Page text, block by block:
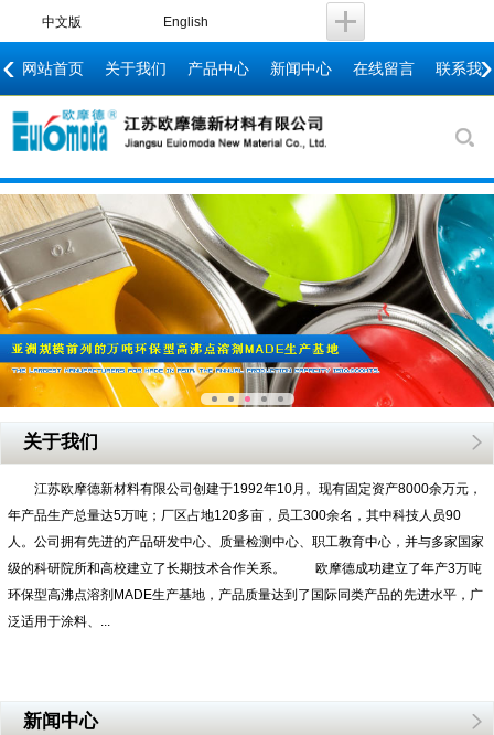
中文版 English
网站首页 关于我们 产品中心 新闻中心 在线留言 联系我
‹ ›
关于我们
江苏欧摩德新材料有限公司创建于1992年10月。现有固定资产8000余万元，
年产品生产总量达5万吨；厂区占地120多亩，员工300余名，其中科技人员90
人。公司拥有先进的产品研发中心、质量检测中心、职工教育中心，并与多家国家
级的科研院所和高校建立了长期技术合作关系。 欧摩德成功建立了年产3万吨
环保型高沸点溶剂MADE生产基地，产品质量达到了国际同类产品的先进水平，广
泛适用于涂料、...
新闻中心